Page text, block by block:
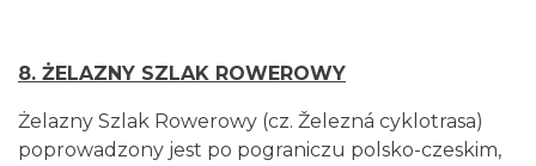
8. ŻELAZNY SZLAK ROWEROWY
Żelazny Szlak Rowerowy (cz. Železná cyklotrasa)
poprowadzony jest po pograniczu polsko-czeskim,